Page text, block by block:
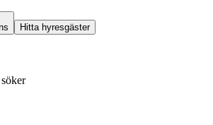
Hitta hyresgäster